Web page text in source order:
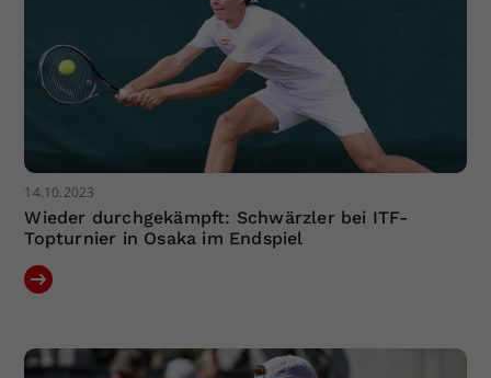
14.10.2023
Wieder durchgekämpft: Schwärzler bei ITF-
Topturnier in Osaka im Endspiel